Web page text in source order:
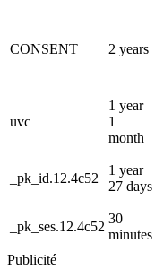
CONSENT 2 years
uvc
1 year
1
month
_pk_id.12.4c52
1 year
27 days
_pk_ses.12.4c52
30
minutes
Publicité